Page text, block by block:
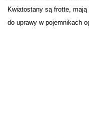
Kwiatostany są frotte,
do uprawy w pojemnikach